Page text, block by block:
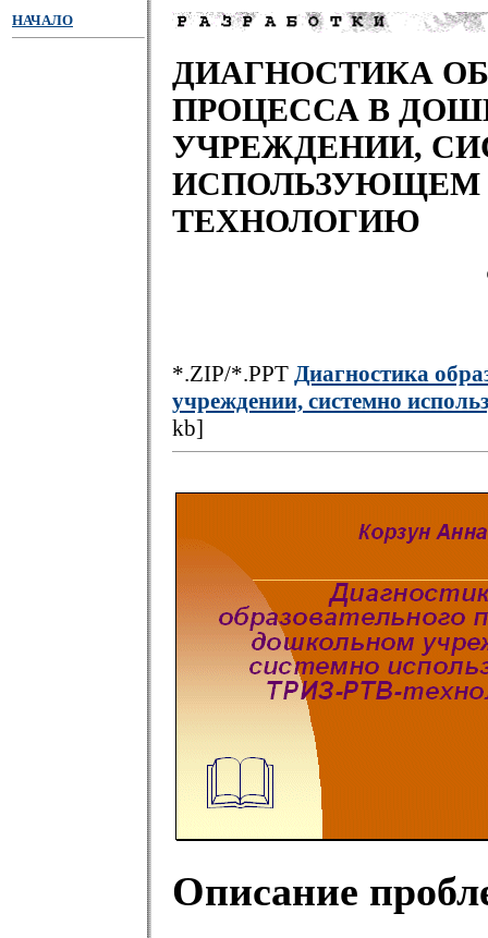
НАЧАЛО
ДИАГНОСТИКА
ПРОЦЕССА В
УЧРЕЖДЕНИИ,
ИСПОЛЬЗУЮЩЕМ
ТЕХНОЛОГИЮ
*.ZIP/*.PPT Диагностика
учреждении, системно
kb]
Описание